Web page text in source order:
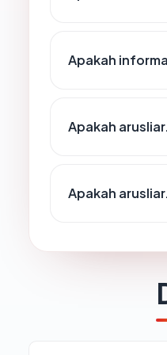
Apakah
Apakah
Apakah